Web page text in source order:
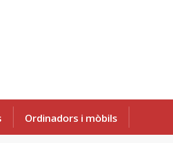
Ordinadors i mòbils